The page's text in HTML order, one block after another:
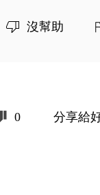
沒幫助
0 分享給